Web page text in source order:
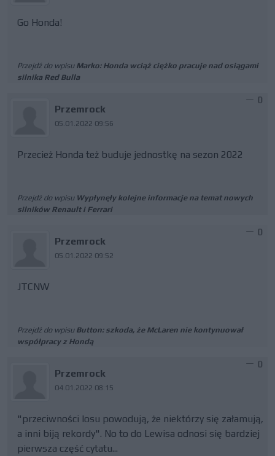
Go Honda!
Przejdź do wpisu Marko: Honda wciąż ciężko pracuje nad osiągami
silnika Red Bulla
Przemrock
05.01.2022 09:56
0
Przecież Honda też buduje jednostkę na sezon 2022
Przejdź do wpisu Wypłynęły kolejne informacje na temat nowych
silników Renault i Ferrari
Przemrock
05.01.2022 09:52
0
JTCNW
Przejdź do wpisu Button: szkoda, że McLaren nie kontynuował
współpracy z Hondą
Przemrock
04.01.2022 08:15
0
"przeciwności losu powodują, że niektórzy się załamują,
a inni biją rekordy". No to do Lewisa odnosi się bardziej
pierwsza część cytatu...